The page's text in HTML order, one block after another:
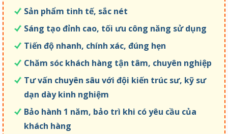
Sản phẩm tinh tế, sắc nét
Sáng tạo đỉnh cao, tối ưu công năng sử dụng
Tiến độ nhanh, chính xác, đúng hẹn
Chăm sóc khách hàng tận tâm, chuyên nghiệp
Tư vấn chuyên sâu với đội kiến trúc sư, kỹ sư
dạn dày kinh nghiệm
Bảo hành 1 năm, bảo trì khi có yêu cầu của
khách hàng